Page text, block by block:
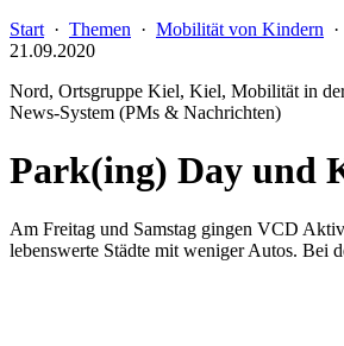
Start · Themen · Mobilität von Kindern ·
21.09.2020
Nord, Ortsgruppe Kiel, Kiel, Mobilität in
News-System (PMs & Nachrichten)
Park(ing) Day und
Am Freitag und Samstag gingen VCD
lebenswerte Städte mit weniger Autos. Bei